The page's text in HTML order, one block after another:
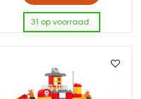
31 op voorraad .